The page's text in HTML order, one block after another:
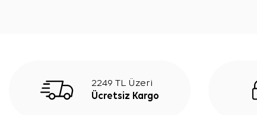
2249 TL Üzeri
Ücretsiz Kargo